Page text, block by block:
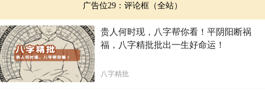
广告位29：评论框（全站）
贵人何时现，八字帮你看！平阴阳断祸
福，八字精批批出一生好命运！
八字精批